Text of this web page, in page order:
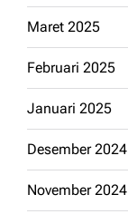
Maret 2025
Februari 2025
Januari 2025
Desember 2024
November 2024